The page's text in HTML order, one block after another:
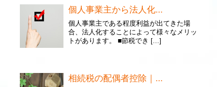
個人事業主から法人化...
個人事業主である程度利益が出てきた場
合、法人化することによって様々なメリッ
トがあります。 ■節税でき […]
相続税の配偶者控除｜...